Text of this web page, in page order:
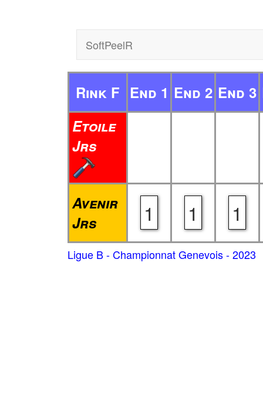
SoftPeelR
Rink F End 1 End 2 End 3
Etoile
Jrs
Avenir
Jrs
1 1 1
Ligue B - Championnat Genevois - 2023